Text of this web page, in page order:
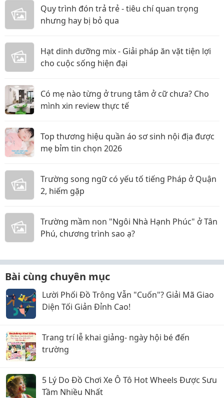
Quy trình đón trả trẻ - tiêu chí quan trọng
nhưng hay bị bỏ qua
Hạt dinh dưỡng mix - Giải pháp ăn vặt tiện lợi
cho cuộc sống hiện đại
Có mẹ nào từng ở trung tâm ở cữ chưa? Cho
mình xin review thực tế
Top thương hiệu quần áo sơ sinh nội địa được
mẹ bỉm tin chọn 2026
Trường song ngữ có yếu tố tiếng Pháp ở Quận
2, hiếm gặp
Trường mầm non "Ngôi Nhà Hạnh Phúc" ở Tân
Phú, chương trình sao ạ?
Bài cùng chuyên mục
Lười Phối Đồ Trông Vẫn "Cuốn"? Giải Mã Giao
Diện Tối Giản Đỉnh Cao!
Trang trí lễ khai giảng- ngày hội bé đến
trường
5 Lý Do Đồ Chơi Xe Ô Tô Hot Wheels Được Sưu
Tầm Nhiều Nhất